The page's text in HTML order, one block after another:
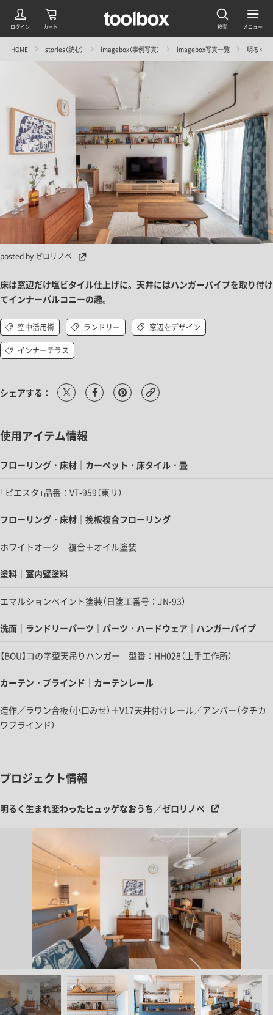
HOME stories（読む） imagebox（事例写真） imagebox写真一覧 明るく
posted byゼロリノベ
床は窓辺だけ塩ビタイル仕上げに。天井にはハンガーパイプを取り付け
てインナーバルコニーの趣。
空中活用術 ランドリー 窓辺をデザイン
インナーテラス
シェアする：
使用アイテム情報
フローリング・床材｜カーペット・床タイル・畳
「ピエスタ」品番：VT-959（東リ）
フローリング・床材｜挽板複合フローリング
ホワイトオーク 複合＋オイル塗装
塗料｜室内壁塗料
エマルションペイント塗装（日塗工番号：JN-93）
洗面｜ランドリーパーツ｜パーツ・ハードウェア｜ハンガーパイプ
【BOU】コの字型天吊りハンガー 型番：HH028（上手工作所）
カーテン・ブラインド｜カーテンレール
造作／ラワン合板（小口みせ）＋V17天井付けレール／アンバー（タチカ
ワブラインド）
プロジェクト情報
明るく生まれ変わったヒュッゲなおうち／ゼロリノベ